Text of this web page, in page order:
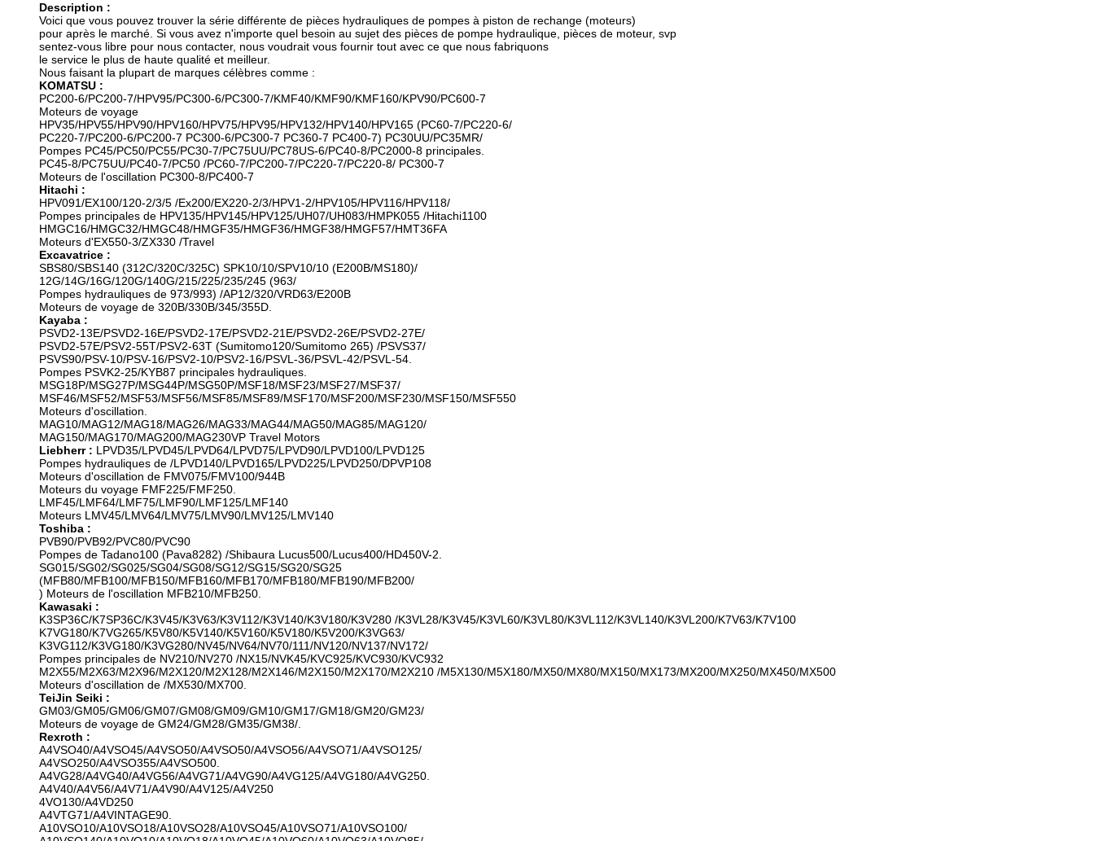
Description :
Voici que vous pouvez trouver la série différente de pièces hydrauliques de pompes à piston de rechange (moteurs)
pour après le marché. Si vous avez n'importe quel besoin au sujet des pièces de pompe hydraulique, pièces de moteur, svp
sentez-vous libre pour nous contacter, nous voudrait vous fournir tout avec ce que nous fabriquons
le service le plus de haute qualité et meilleur.
Nous faisant la plupart de marques célèbres comme :
KOMATSU :
PC200-6/PC200-7/HPV95/PC300-6/PC300-7/KMF40/KMF90/KMF160/KPV90/PC600-7
Moteurs de voyage
HPV35/HPV55/HPV90/HPV160/HPV75/HPV95/HPV132/HPV140/HPV165 (PC60-7/PC220-6/
PC220-7/PC200-6/PC200-7 PC300-6/PC300-7 PC360-7 PC400-7) PC30UU/PC35MR/
Pompes PC45/PC50/PC55/PC30-7/PC75UU/PC78US-6/PC40-8/PC2000-8 principales.
PC45-8/PC75UU/PC40-7/PC50 /PC60-7/PC200-7/PC220-7/PC220-8/ PC300-7
Moteurs de l'oscillation PC300-8/PC400-7
Hitachi :
HPV091/EX100/120-2/3/5 /Ex200/EX220-2/3/HPV1-2/HPV105/HPV116/HPV118/
Pompes principales de HPV135/HPV145/HPV125/UH07/UH083/HMPK055 /Hitachi1100
HMGC16/HMGC32/HMGC48/HMGF35/HMGF36/HMGF38/HMGF57/HMT36FA
Moteurs d'EX550-3/ZX330 /Travel
Excavatrice :
SBS80/SBS140 (312C/320C/325C) SPK10/10/SPV10/10 (E200B/MS180)/
12G/14G/16G/120G/140G/215/225/235/245 (963/
Pompes hydrauliques de 973/993) /AP12/320/VRD63/E200B
Moteurs de voyage de 320B/330B/345/355D.
Kayaba :
PSVD2-13E/PSVD2-16E/PSVD2-17E/PSVD2-21E/PSVD2-26E/PSVD2-27E/
PSVD2-57E/PSV2-55T/PSV2-63T (Sumitomo120/Sumitomo 265) /PSVS37/
PSVS90/PSV-10/PSV-16/PSV2-10/PSV2-16/PSVL-36/PSVL-42/PSVL-54.
Pompes PSVK2-25/KYB87 principales hydrauliques.
MSG18P/MSG27P/MSG44P/MSG50P/MSF18/MSF23/MSF27/MSF37/
MSF46/MSF52/MSF53/MSF56/MSF85/MSF89/MSF170/MSF200/MSF230/MSF150/MSF550
Moteurs d'oscillation.
MAG10/MAG12/MAG18/MAG26/MAG33/MAG44/MAG50/MAG85/MAG120/
MAG150/MAG170/MAG200/MAG230VP Travel Motors
Liebherr : LPVD35/LPVD45/LPVD64/LPVD75/LPVD90/LPVD100/LPVD125
Pompes hydrauliques de /LPVD140/LPVD165/LPVD225/LPVD250/DPVP108
Moteurs d'oscillation de FMV075/FMV100/944B
Moteurs du voyage FMF225/FMF250.
LMF45/LMF64/LMF75/LMF90/LMF125/LMF140
Moteurs LMV45/LMV64/LMV75/LMV90/LMV125/LMV140
Toshiba :
PVB90/PVB92/PVC80/PVC90
Pompes de Tadano100 (Pava8282) /Shibaura Lucus500/Lucus400/HD450V-2.
SG015/SG02/SG025/SG04/SG08/SG12/SG15/SG20/SG25
(MFB80/MFB100/MFB150/MFB160/MFB170/MFB180/MFB190/MFB200/
) Moteurs de l'oscillation MFB210/MFB250.
Kawasaki :
K3SP36C/K7SP36C/K3V45/K3V63/K3V112/K3V140/K3V180/K3V280 /K3VL28/K3V45/K3VL60/K3VL80/K3VL112/K3VL140/K3VL200/K7V63/K7V100
K7VG180/K7VG265/K5V80/K5V140/K5V160/K5V180/K5V200/K3VG63/
K3VG112/K3VG180/K3VG280/NV45/NV64/NV70/111/NV120/NV137/NV172/
Pompes principales de NV210/NV270 /NX15/NVK45/KVC925/KVC930/KVC932
M2X55/M2X63/M2X96/M2X120/M2X128/M2X146/M2X150/M2X170/M2X210 /M5X130/M5X180/MX50/MX80/MX150/MX173/MX200/MX250/MX450/MX500
Moteurs d'oscillation de /MX530/MX700.
TeiJin Seiki :
GM03/GM05/GM06/GM07/GM08/GM09/GM10/GM17/GM18/GM20/GM23/
Moteurs de voyage de GM24/GM28/GM35/GM38/.
Rexroth :
A4VSO40/A4VSO45/A4VSO50/A4VSO50/A4VSO56/A4VSO71/A4VSO125/
A4VSO250/A4VSO355/A4VSO500.
A4VG28/A4VG40/A4VG56/A4VG71/A4VG90/A4VG125/A4VG180/A4VG250.
A4V40/A4V56/A4V71/A4V90/A4V125/A4V250
4VO130/A4VD250
A4VTG71/A4VINTAGE90.
A10VSO10/A10VSO18/A10VSO28/A10VSO45/A10VSO71/A10VSO100/